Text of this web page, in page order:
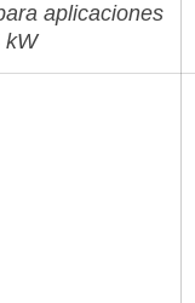
aplicaciones
kW